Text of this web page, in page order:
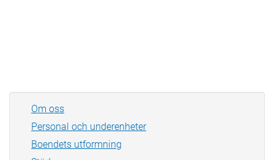
Om oss
Personal och underenheter
Boendets utformning